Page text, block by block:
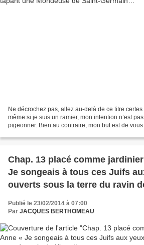
Ne décrochez pas, allez au-delà de ce titre
même si je suis un ramier, mon intention n’est
pigeonner. Bien au contraire, mon but est de
Chap. 13 placé comme
Je songeais à tous ces Juifs
ouverts sous la terre du ravin
Publié le 23/02/2014 à 07:00
Par JACQUES BERTHOMEAU